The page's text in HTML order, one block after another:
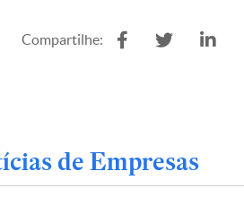
Compartilhe:
de Empresas